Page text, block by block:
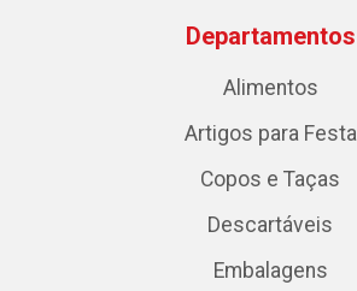
Departamentos
Alimentos
Artigos para Festa
Copos e Taças
Descartáveis
Embalagens